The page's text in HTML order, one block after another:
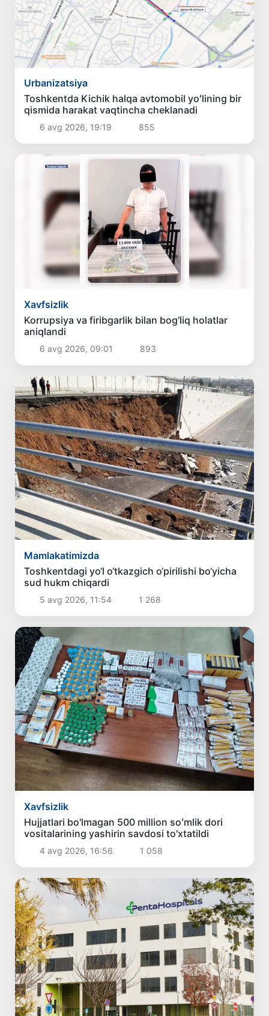
Urbanizatsiya
Toshkentda Kichik halqa avtomobil yoʻlining bir
qismida harakat vaqtincha cheklanadi
6 avg 2026, 19:19 855
Xavfsizlik
Korrupsiya va firibgarlik bilan bog‘liq holatlar
aniqlandi
6 avg 2026, 09:01 893
Mamlakatimizda
Toshkentdagi yo‘l o‘tkazgich o‘pirilishi bo‘yicha
sud hukm chiqardi
5 avg 2026, 11:54 1 268
Xavfsizlik
Hujjatlari bo'lmagan 500 million soʻmlik dori
vositalarining yashirin savdosi to'xtatildi
4 avg 2026, 16:56 1 058